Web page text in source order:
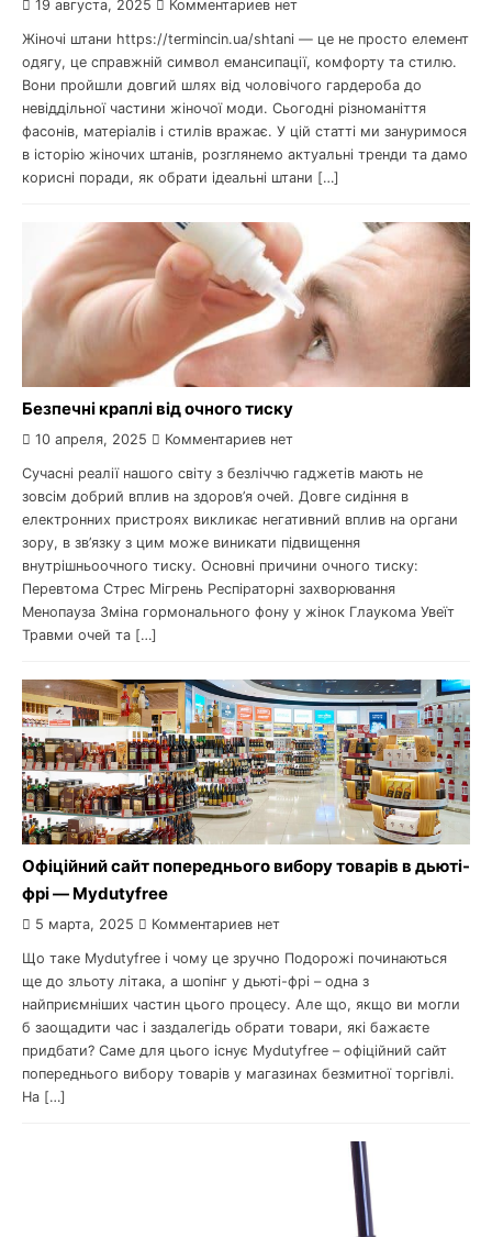
19 августа, 2025 Комментариев нет
Жіночі штани https://termincin.ua/shtani — це не просто елемент
одягу, це справжній символ емансипації, комфорту та стилю.
Вони пройшли довгий шлях від чоловічого гардероба до
невіддільної частини жіночої моди. Сьогодні різноманіття
фасонів, матеріалів і стилів вражає. У цій статті ми зануримося
в історію жіночих штанів, розглянемо актуальні тренди та дамо
корисні поради, як обрати ідеальні штани […]
Безпечні краплі від очного тиску
10 апреля, 2025 Комментариев нет
Сучасні реалії нашого світу з безліччю гаджетів мають не
зовсім добрий вплив на здоров’я очей. Довге сидіння в
електронних пристроях викликає негативний вплив на органи
зору, в зв’язку з цим може виникати підвищення
внутрішньоочного тиску. Основні причини очного тиску:
Перевтома Стрес Мігрень Респіраторні захворювання
Менопауза Зміна гормонального фону у жінок Глаукома Увеїт
Травми очей та […]
Офіційний сайт попереднього вибору товарів в дьюті-
фрі — Mydutyfree
5 марта, 2025 Комментариев нет
Що таке Mydutyfree і чому це зручно Подорожі починаються
ще до зльоту літака, а шопінг у дьюті-фрі – одна з
найприємніших частин цього процесу. Але що, якщо ви могли
б заощадити час і заздалегідь обрати товари, які бажаєте
придбати? Саме для цього існує Mydutyfree – офіційний сайт
попереднього вибору товарів у магазинах безмитної торгівлі.
На […]